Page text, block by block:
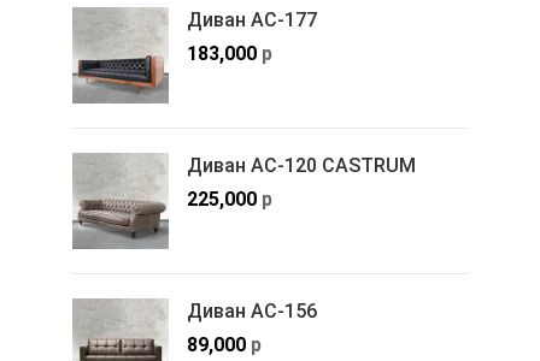
Диван АС-177
183,000 р
Диван АС-120 CASTRUM
225,000 р
Диван АС-156
89,000 р